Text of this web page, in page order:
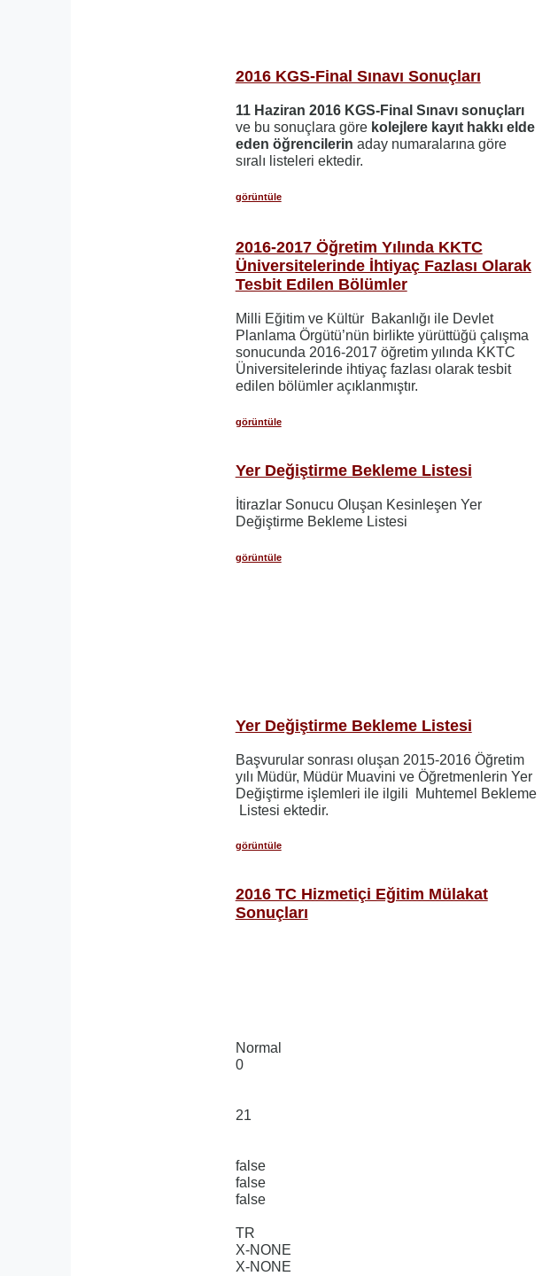
2016 KGS-Final Sınavı Sonuçları
11 Haziran 2016 KGS-Final Sınavı sonuçları
ve bu sonuçlara göre kolejlere kayıt hakkı elde
eden öğrencilerin aday numaralarına göre
sıralı listeleri ektedir.
görüntüle
2016-2017 Öğretim Yılında KKTC
Üniversitelerinde İhtiyaç Fazlası Olarak
Tesbit Edilen Bölümler
Milli Eğitim ve Kültür Bakanlığı ile Devlet
Planlama Örgütü’nün birlikte yürüttüğü çalışma
sonucunda 2016-2017 öğretim yılında KKTC
Üniversitelerinde ihtiyaç fazlası olarak tesbit
edilen bölümler açıklanmıştır.
görüntüle
Yer Değiştirme Bekleme Listesi
İtirazlar Sonucu Oluşan Kesinleşen Yer
Değiştirme Bekleme Listesi
görüntüle
Yer Değiştirme Bekleme Listesi
Başvurular sonrası oluşan 2015-2016 Öğretim
yılı Müdür, Müdür Muavini ve Öğretmenlerin Yer
Değiştirme işlemleri ile ilgili Muhtemel Bekleme
Listesi ektedir.
görüntüle
2016 TC Hizmetiçi Eğitim Mülakat
Sonuçları
Normal
0
21
false
false
false
TR
X-NONE
X-NONE